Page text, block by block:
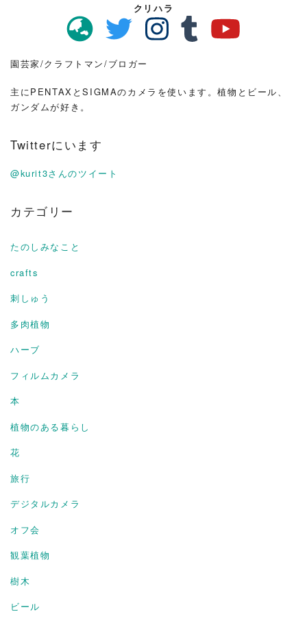
クリハラ
園芸家/クラフトマン/ブロガー
主にPENTAXとSIGMAのカメラを使います。植物とビール、
ガンダムが好き。
Twitterにいます
@kurit3さんのツイート
カテゴリー
たのしみなこと
crafts
刺しゅう
多肉植物
ハーブ
フィルムカメラ
本
植物のある暮らし
花
旅行
デジタルカメラ
オフ会
観葉植物
樹木
ビール